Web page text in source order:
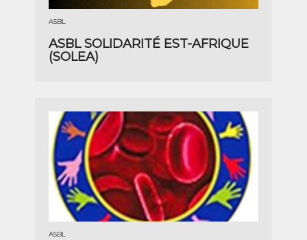
ASBL
ASBL SOLIDARITÉ EST-AFRIQUE
(SOLEA)
ASBL